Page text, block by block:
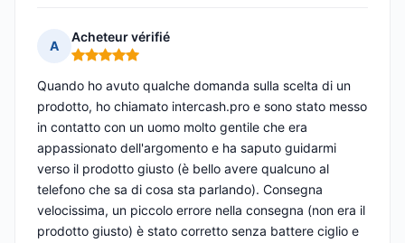
A
Acheteur vérifié
Nota: 5 su 5
Quando ho avuto qualche domanda sulla scelta di un
prodotto, ho chiamato intercash.pro e sono stato messo
in contatto con un uomo molto gentile che era
appassionato dell'argomento e ha saputo guidarmi
verso il prodotto giusto (è bello avere qualcuno al
telefono che sa di cosa sta parlando). Consegna
velocissima, un piccolo errore nella consegna (non era il
prodotto giusto) è stato corretto senza battere ciglio e